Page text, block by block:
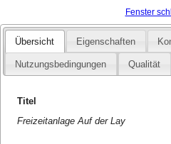
Fenster
Übersicht Eigenschaften
Nutzungsbedingungen Qualität
Titel
Freizeitanlage Auf der Lay